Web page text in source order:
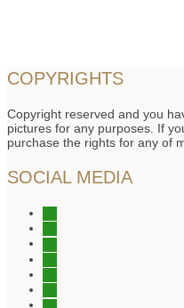
COPYRIGHTS
Copyright reserved and you
pictures for any purposes. If
purchase the rights for any of
SOCIAL MEDIA
instagram
facebook
youtube